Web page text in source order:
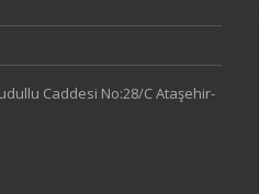
Caddesi No:28/C Ataşehir-